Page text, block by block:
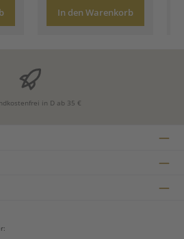
In den Warenkorb
in D ab 35 €